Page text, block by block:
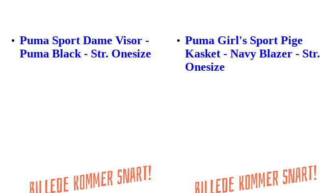
Puma Sport Dame Visor -
Puma Black - Str. Onesize
Puma Girl's Sport Pige
Kasket - Navy Blazer - Str.
Onesize